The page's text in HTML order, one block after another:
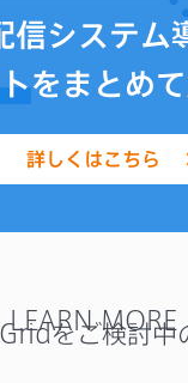
信システム
をまとめ
詳しくはこちら
LEARN MORE
をご検討中